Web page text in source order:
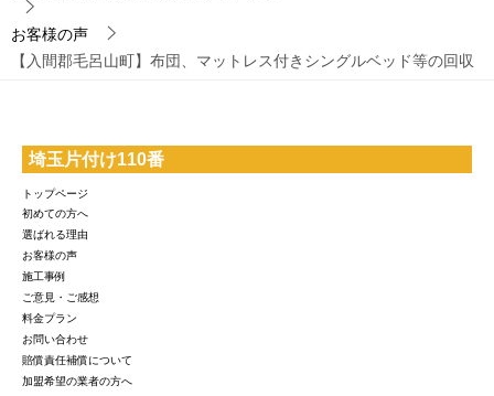
お客様の声
【入間郡毛呂山町】布団、マットレス付きシングルベッド等の回収
埼玉片付け110番
トップページ
初めての方へ
選ばれる理由
お客様の声
施工事例
ご意見・ご感想
料金プラン
お問い合わせ
賠償責任補償について
加盟希望の業者の方へ